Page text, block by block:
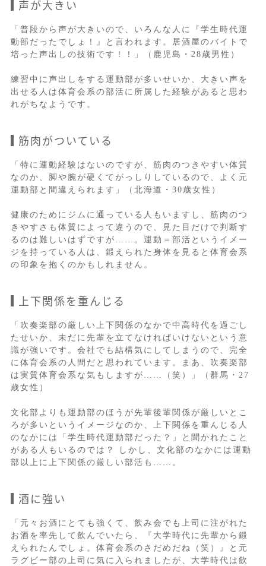
声が大きい
「普段から声が大きいので、いろんな人に『学生時代運
動部だったでしょ！』と言われます。居酒屋のバイトで
培った声出しの技術です！！」（鹿児島・28歳男性）
練習中に声出しをする運動部が多いせいか、大きい声を
出せる人は体育会系の部活に所属した経験があると思わ
れがちなようです。
筋肉がついている
「特に運動経験はないのですが、筋肉のつきやすい体質
なのか、脚や腕が硬くてがっしりしているので、よく元
運動部と間違えられます」（北海道・30歳女性）
健康のためにジムに通っている人もいますし、筋肉のつ
きやすさも体質によって違うので、見た目だけで判断す
るのは難しいはずですが……。運動＝部活というイメー
ジを持っている人は、鍛えられた身体を見ると体育会系
の印象を抱くのかもしれません。
上下関係を重んじる
「吹奏楽部の厳しい上下関係のなかで中高時代を過ごし
たせいか、未だに先輩を立てなければいけないという意
識が強いです。会社でも結構気にしてしまうので、完全
に体育会系の人間だと思われています。まあ、吹奏楽部
は実質体育会系な気もしますが……（笑）」（群馬・27
歳女性）
文化部よりも運動部のほうが先輩後輩関係が厳しいとこ
ろが多いというイメージなのか、上下関係を重んじる人
のなかには「学生時代運動部だった？」と聞かれたこと
がある人もいるのでは？ しかし、文化部のなかには運動
部以上に上下関係の厳しい部活も……。
酒に強い
「元々お酒にとても強くて、飲み会でも上司に注がれた
お酒を率先して飲んでいたら、『大学時代に先輩から鍛
えられたんでしょ。体育会系のさだめだね（笑）』と元
ラグビー部の上司に気に入られましたが、大学時代は飲